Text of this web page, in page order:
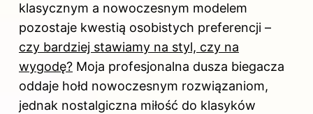
klasycznym a nowoczesnym modelem
pozostaje kwestią osobistych preferencji –
czy bardziej stawiamy na styl, czy na
wygodę? Moja profesjonalna dusza biegacza
oddaje hołd nowoczesnym rozwiązaniom,
jednak nostalgiczna miłość do klasyków